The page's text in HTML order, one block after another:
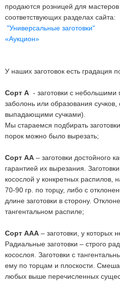
продаются розницей для
соответствующих разделах сайта:
"Универсальные заготовки"
«Аукцион»
У наших заготовок есть градация
Сорт А - заготовки с небольшими
заболонь или образования сучков,
выпадающими сучками).
Мы стараемся подбирать
порок можно было вырезать;
Сорт АА – заготовки достойного
гарантией их вырезания.
косослой у конкретных
70-90 гр. по торцу, либо с
длине заготовки в сторону.
тангентальном распиле;
Сорт ААА – заготовки, у которых
Радиальные заготовки – строго
косослоя. Заготовки с
ему по торцам и плоскости.
любых выше перечисленных